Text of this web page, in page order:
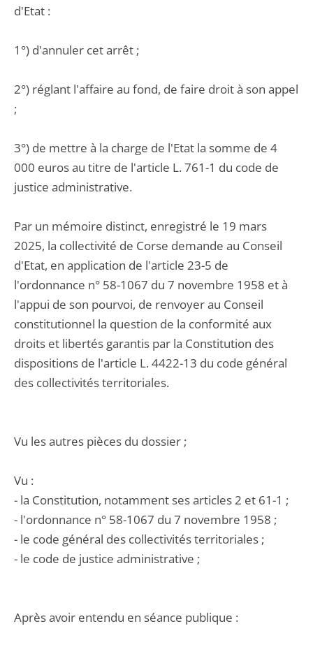
d'Etat :
1°) d'annuler cet arrêt ;
2°) réglant l'affaire au fond, de faire droit à son appel
;
3°) de mettre à la charge de l'Etat la somme de 4
000 euros au titre de l'article L. 761-1 du code de
justice administrative.
Par un mémoire distinct, enregistré le 19 mars
2025, la collectivité de Corse demande au Conseil
d'Etat, en application de l'article 23-5 de
l'ordonnance n° 58-1067 du 7 novembre 1958 et à
l'appui de son pourvoi, de renvoyer au Conseil
constitutionnel la question de la conformité aux
droits et libertés garantis par la Constitution des
dispositions de l'article L. 4422-13 du code général
des collectivités territoriales.
Vu les autres pièces du dossier ;
Vu :
- la Constitution, notamment ses articles 2 et 61-1 ;
- l'ordonnance n° 58-1067 du 7 novembre 1958 ;
- le code général des collectivités territoriales ;
- le code de justice administrative ;
Après avoir entendu en séance publique :